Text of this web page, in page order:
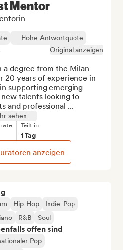
Hip-Hop
Indie-Pop
R&B Soul
offen sind
Pop
Mentor
Hohe Antwortquote
Original anzeigen
a degree from the Milan
20 years of experience in
supporting emerging
talents looking to
and professional ...
sehen
Teilt in
1 Tag
anzeigen